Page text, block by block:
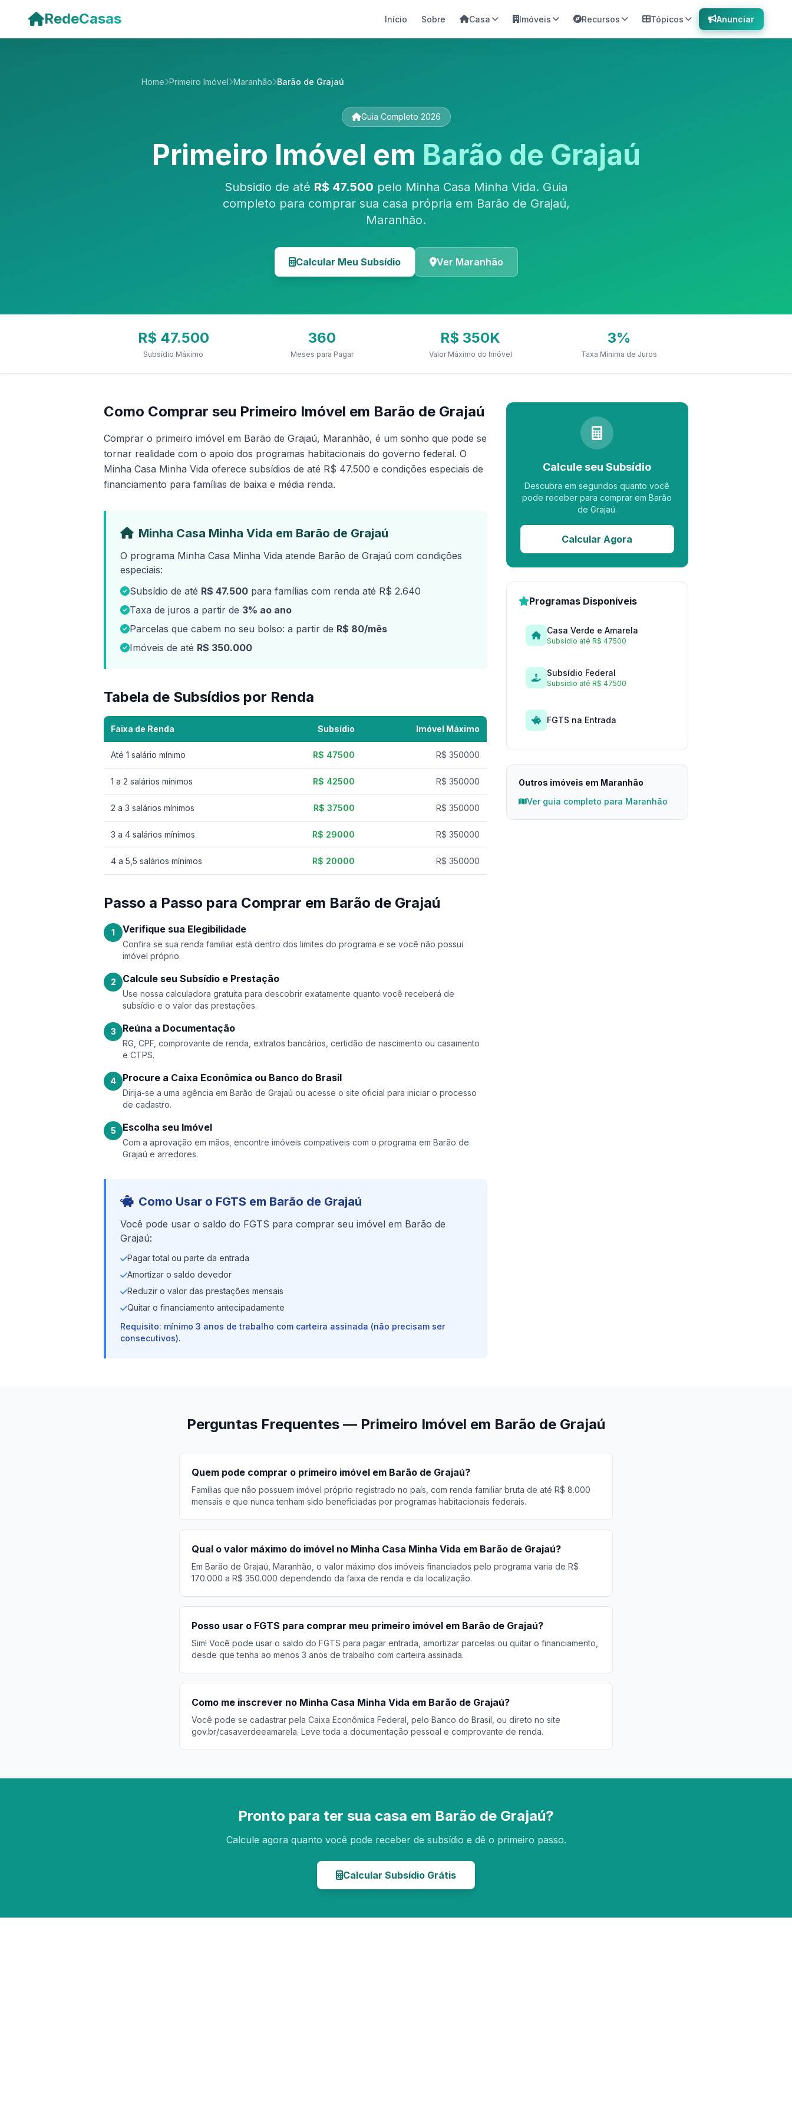
RedeCasas Início Sobre Casa Imóveis Recursos Tópicos Anunciar
Home Primeiro Imóvel Maranhão Barão de Grajaú
Guia Completo 2026
Primeiro Imóvel em Barão de Grajaú
Subsidio de até R$ 47.500 pelo Minha Casa Minha Vida. Guia
completo para comprar sua casa própria em Barão de Grajaú,
Maranhão.
Calcular Meu Subsídio Ver Maranhão
R$ 47.500
Subsídio Máximo
360
Meses para Pagar
R$ 350K
Valor Máximo do Imóvel
3%
Taxa Mínima de Juros
Como Comprar seu Primeiro Imóvel em Barão de Grajaú
Comprar o primeiro imóvel em Barão de Grajaú, Maranhão, é um sonho que pode se
tornar realidade com o apoio dos programas habitacionais do governo federal. O
Minha Casa Minha Vida oferece subsídios de até R$ 47.500 e condições especiais de
financiamento para famílias de baixa e média renda.
Minha Casa Minha Vida em Barão de Grajaú
O programa Minha Casa Minha Vida atende Barão de Grajaú com condições
especiais:
Subsídio de até R$ 47.500 para famílias com renda até R$ 2.640
Taxa de juros a partir de 3% ao ano
Parcelas que cabem no seu bolso: a partir de R$ 80/mês
Imóveis de até R$ 350.000
Tabela de Subsídios por Renda
Faixa de Renda Subsídio Imóvel Máximo
Até 1 salário mínimo R$ 47500 R$ 350000
1 a 2 salários mínimos R$ 42500 R$ 350000
2 a 3 salários mínimos R$ 37500 R$ 350000
3 a 4 salários mínimos R$ 29000 R$ 350000
4 a 5,5 salários mínimos R$ 20000 R$ 350000
Passo a Passo para Comprar em Barão de Grajaú
1 Verifique sua Elegibilidade
Confira se sua renda familiar está dentro dos limites do programa e se você não possui
imóvel próprio.
2 Calcule seu Subsídio e Prestação
Use nossa calculadora gratuita para descobrir exatamente quanto você receberá de
subsídio e o valor das prestações.
3 Reúna a Documentação
RG, CPF, comprovante de renda, extratos bancários, certidão de nascimento ou casamento
e CTPS.
4 Procure a Caixa Econômica ou Banco do Brasil
Dirija-se a uma agência em Barão de Grajaú ou acesse o site oficial para iniciar o processo
de cadastro.
5 Escolha seu Imóvel
Com a aprovação em mãos, encontre imóveis compatíveis com o programa em Barão de
Grajaú e arredores.
Como Usar o FGTS em Barão de Grajaú
Você pode usar o saldo do FGTS para comprar seu imóvel em Barão de
Grajaú:
Pagar total ou parte da entrada
Amortizar o saldo devedor
Reduzir o valor das prestações mensais
Quitar o financiamento antecipadamente
Requisito: mínimo 3 anos de trabalho com carteira assinada (não precisam ser
consecutivos).
Calcule seu Subsídio
Descubra em segundos quanto você
pode receber para comprar em Barão
de Grajaú.
Calcular Agora
Programas Disponíveis
Casa Verde e Amarela
Subsídio até R$ 47500
Subsídio Federal
Subsídio até R$ 47500
FGTS na Entrada
Outros imóveis em Maranhão
Ver guia completo para Maranhão
Perguntas Frequentes — Primeiro Imóvel em Barão de Grajaú
Quem pode comprar o primeiro imóvel em Barão de Grajaú?
Famílias que não possuem imóvel próprio registrado no país, com renda familiar bruta de até R$ 8.000
mensais e que nunca tenham sido beneficiadas por programas habitacionais federais.
Qual o valor máximo do imóvel no Minha Casa Minha Vida em Barão de Grajaú?
Em Barão de Grajaú, Maranhão, o valor máximo dos imóveis financiados pelo programa varia de R$
170.000 a R$ 350.000 dependendo da faixa de renda e da localização.
Posso usar o FGTS para comprar meu primeiro imóvel em Barão de Grajaú?
Sim! Você pode usar o saldo do FGTS para pagar entrada, amortizar parcelas ou quitar o financiamento,
desde que tenha ao menos 3 anos de trabalho com carteira assinada.
Como me inscrever no Minha Casa Minha Vida em Barão de Grajaú?
Você pode se cadastrar pela Caixa Econômica Federal, pelo Banco do Brasil, ou direto no site
gov.br/casaverdeeamarela. Leve toda a documentação pessoal e comprovante de renda.
Pronto para ter sua casa em Barão de Grajaú?
Calcule agora quanto você pode receber de subsídio e dê o primeiro passo.
Calcular Subsídio Grátis